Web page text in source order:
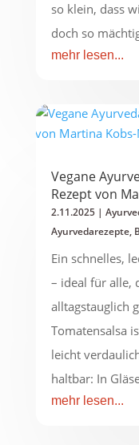
so klein, dass
doch so
mehr lesen...
Vegane
Rezept von
2.11.2025|
Ayurvedarezepte,
Ein schnelles,
– ideal für alle,
alltagstauglich
Tomatensalsa
leicht
haltbar: In
mehr lesen...